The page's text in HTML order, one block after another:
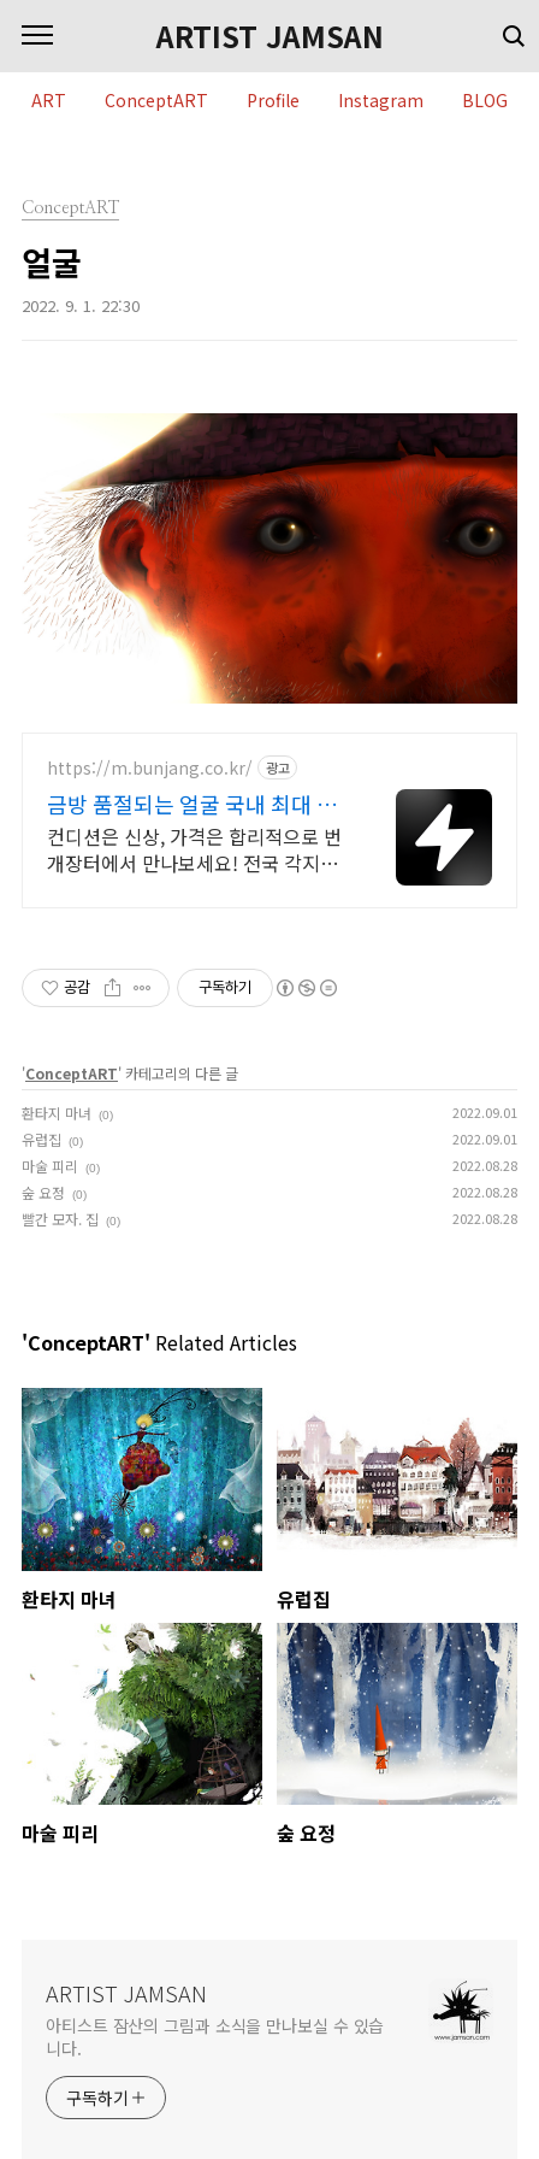
ARTIST JAMSAN
ART ConceptART Profile Instagram BLOG
ConceptART
얼굴
2022. 9. 1. 22:30
https://m.bunjang.co.kr/ 광고
금방 품절되는 얼굴 국내 최대 브
랜드 중고거래
컨디션은 신상, 가격은 합리적으로 번
개장터에서 만나보세요! 전국 각지에
공감 구독하기
'ConceptART' 카테고리의 다른 글
환타지 마녀
(0) 2022.09.01
유럽집 (0) 2022.09.01
마술 피리 (0) 2022.08.28
숲 요정 (0) 2022.08.28
빨간 모자. 집 (0) 2022.08.28
'ConceptART' Related Articles
환타지 마녀 유럽집
마술 피리 숲 요정
ARTIST JAMSAN
아티스트 잠산의 그림과 소식을 만나보실 수 있습
니다.
구독하기